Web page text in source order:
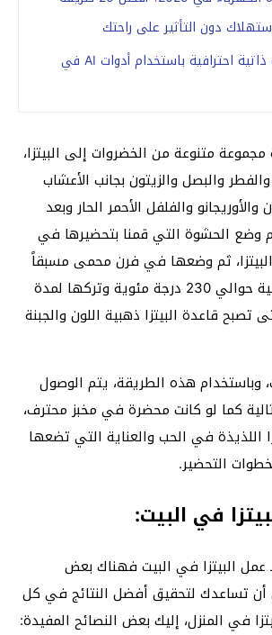
دون التأثير على راحتك
كيف تبني سيرة ذاتية احترافية باستخدام أدوات AI في
متنوعة من الخضروات إلى البيتزا،
والبصل والزيتون بجانب الأعشاب
والأوريجانو والفلفل الأحمر الحار وبعد
وضع الحشوة التي قمنا بتحضيرها في
ثم وضعها في فرن محمى مسبقاً
على درجة حرارة عالية حوالي 230 درجة مئوية وتركها لمدة
حتى تصبح قاعدة البيتزا ذهبية اللون والجبنة
وباستخدام هذه الطريقة، يتم الوصول
كما لو كانت محضرة في مخبز محترف،
اللذيذة في الحب والعناية التي تضعها
التحضير.
في البيت:
عمل البيتزا في البيت فهناك بعض
أن تساعدك لتحقيق أفضل النتائج في كل
في المنزل، إليك بعض النصائح المفيدة: